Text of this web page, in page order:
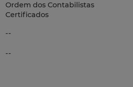
Ordem dos Contabilistas
Certificados
--
--